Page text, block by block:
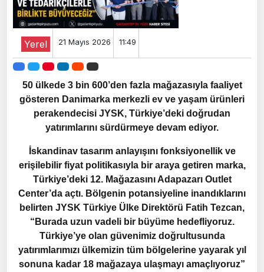
Yerel 21 Mayıs 2026 11:49
50 ülkede 3 bin 600’den fazla mağazasıyla faaliyet
gösteren Danimarka merkezli ev ve yaşam ürünleri
perakendecisi JYSK, Türkiye’deki doğrudan
yatırımlarını sürdürmeye devam ediyor.
İskandinav tasarım anlayışını fonksiyonellik ve
erişilebilir fiyat politikasıyla bir araya getiren marka,
Türkiye’deki 12. Mağazasını Adapazarı Outlet
Center’da açtı. Bölgenin potansiyeline inandıklarını
belirten JYSK Türkiye Ülke Direktörü Fatih Tezcan,
“Burada uzun vadeli bir büyüme hedefliyoruz.
Türkiye’ye olan güvenimiz doğrultusunda
yatırımlarımızı ülkemizin tüm bölgelerine yayarak yıl
sonuna kadar 18 mağazaya ulaşmayı amaçlıyoruz”